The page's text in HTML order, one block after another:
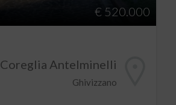
€ 520.000
Coreglia Antelminelli
Ghivizzano